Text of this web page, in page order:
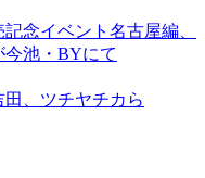
念イベント名古屋編、
今池・BYにて
、ツチヤチカら